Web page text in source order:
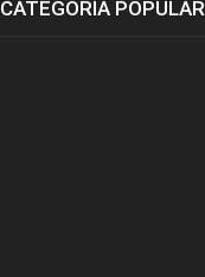
CATEGORIA POPULAR